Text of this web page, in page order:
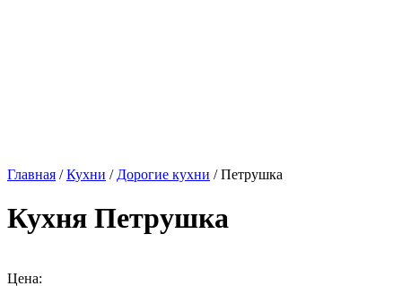
Главная /Кухни / Дорогие кухни / Петрушка
Кухня Петрушка
Цена: